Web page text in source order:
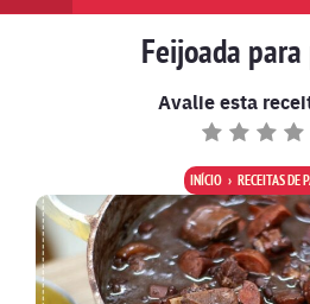
Feijoada para
Avalie esta
INÍCIO RECEITAS DE